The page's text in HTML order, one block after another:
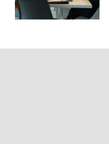
60 กม. ต้องจ่าย